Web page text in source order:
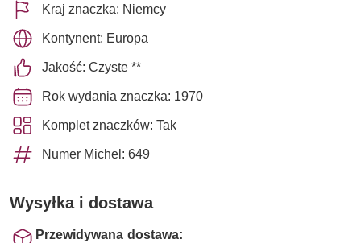
Kraj znaczka: Niemcy
Kontynent: Europa
Jakość: Czyste **
Rok wydania znaczka: 1970
Komplet znaczków: Tak
Numer Michel: 649
Wysyłka i dostawa
Przewidywana dostawa: